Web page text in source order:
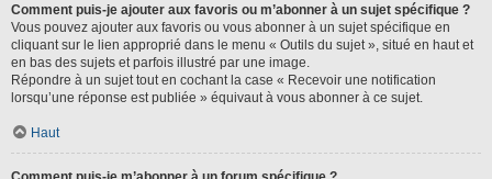
Comment puis-je ajouter aux favoris ou m’abonner à un sujet spécifique ?
Vous pouvez ajouter aux favoris ou vous abonner à un sujet spécifique en
cliquant sur le lien approprié dans le menu « Outils du sujet », situé en haut et
en bas des sujets et parfois illustré par une image.
Répondre à un sujet tout en cochant la case « Recevoir une notification
lorsqu’une réponse est publiée » équivaut à vous abonner à ce sujet.
Haut